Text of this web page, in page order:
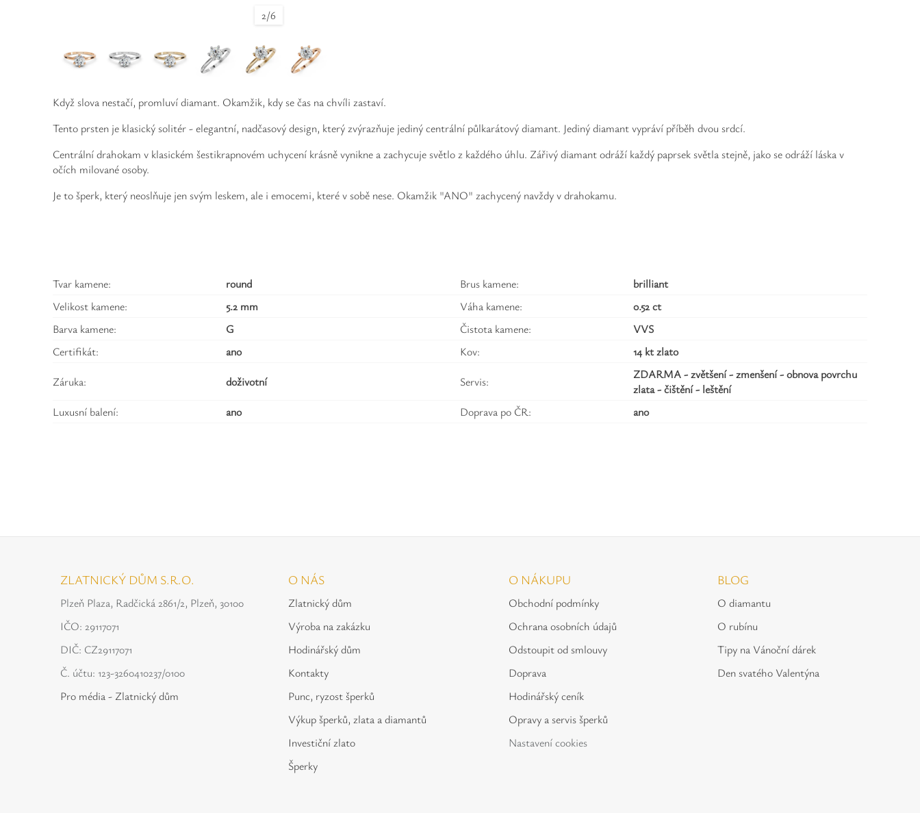
2/6
Když slova nestačí, promluví diamant. Okamžik, kdy se čas na chvíli zastaví.
Tento prsten je klasický solitér - elegantní, nadčasový design, který zvýrazňuje jediný centrální půlkarátový diamant. Jediný diamant vypráví příběh dvou srdcí.
Centrální drahokam v klasickém šestikrapnovém uchycení krásně vynikne a zachycuje světlo z každého úhlu. Zářivý diamant odráží každý paprsek světla stejně, jako se odráží láska v
očích milované osoby.
Je to šperk, který neoslňuje jen svým leskem, ale i emocemi, které v sobě nese. Okamžik "ANO" zachycený navždy v drahokamu.
Tvar kamene: round Brus kamene:
brilliant
Velikost kamene:
5.2 mm Váha kamene:
0.52 ct
Barva kamene:
G Čistota kamene:
VVS
Certifikát:
ano Kov:
14 kt zlato
Záruka:
doživotní Servis:
ZDARMA - zvětšení - zmenšení - obnova povrchu
zlata - čištění - leštění
Luxusní balení:
ano Doprava po ČR: ano
ZLATNICKÝ DŮM S.R.O.
Plzeň Plaza, Radčická 2861/2, Plzeň, 30100
IČO: 29117071
DIČ: CZ29117071
Č. účtu: 123-3260410237/0100
Pro média - Zlatnický dům
O NÁS
Zlatnický dům
Výroba na zakázku
Hodinářský dům
Kontakty
Punc, ryzost šperků
Výkup šperků, zlata a diamantů
Investiční zlato
Šperky
O NÁKUPU
Obchodní podmínky
Ochrana osobních údajů
Odstoupit od smlouvy
Doprava
Hodinářský ceník
Opravy a servis šperků
Nastavení cookies
BLOG
O diamantu
O rubínu
Tipy na Vánoční dárek
Den svatého Valentýna